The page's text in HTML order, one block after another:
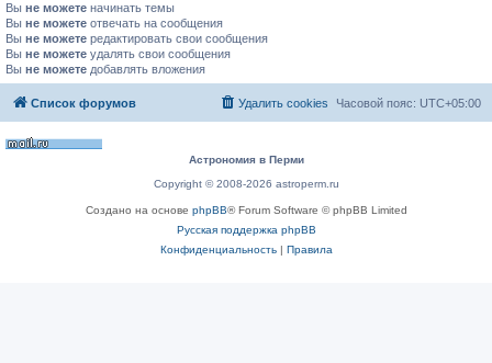
Вы не можете начинать темы
Вы не можете отвечать на сообщения
Вы не можете редактировать свои сообщения
Вы не можете удалять свои сообщения
Вы не можете добавлять вложения
Список форумов Часовой пояс: UTC+05:00
Удалить cookies
Астрономия в Перми
Copyright © 2008-2026 astroperm.ru
Создано на основе phpBB® Forum Software © phpBB Limited
Русская поддержка phpBB
Конфиденциальность| Правила